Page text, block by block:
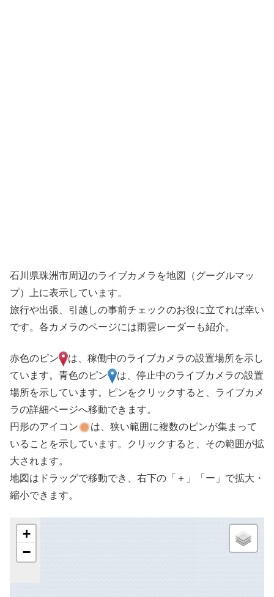
石川県珠洲市周辺のライブカメラを地図（グーグルマッ
プ）上に表示しています。
旅行や出張、引越しの事前チェックのお役に立てれば幸い
です。各カメラのページには雨雲レーダーも紹介。
赤色のピン
は、稼働中のライブカメラの設置場所を示し
ています。青色のピン
は、停止中のライブカメラの設置
場所を示しています。ピンをクリックすると、ライブカメ
ラの詳細ページへ移動できます。
円形のアイコン
は、狭い範囲に複数のピンが集まって
いることを示しています。クリックすると、その範囲が拡
大されます。
地図はドラッグで移動でき、右下の「＋」「ー」で拡大・
縮小できます。
+
−